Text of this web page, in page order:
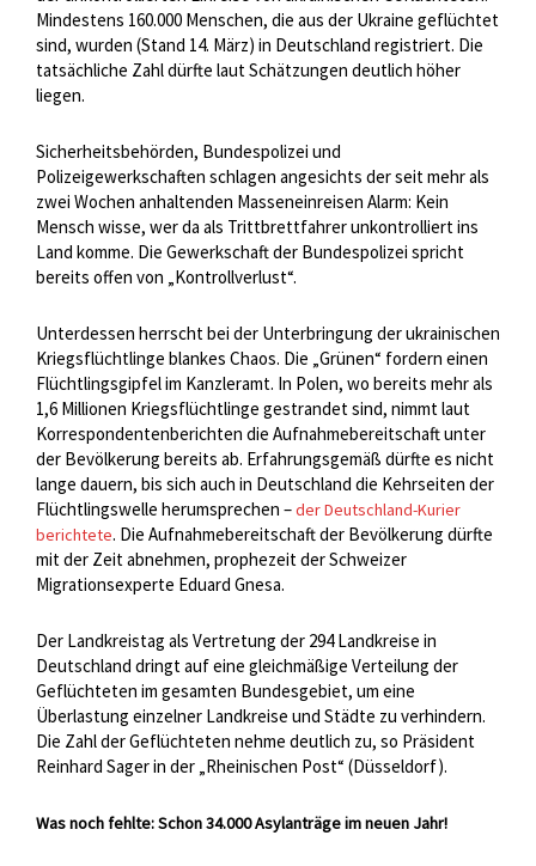
Mindestens 160.000 Menschen, die aus der Ukraine geflüchtet
sind, wurden (Stand 14. März) in Deutschland registriert. Die
tatsächliche Zahl dürfte laut Schätzungen deutlich höher
liegen.
Sicherheitsbehörden, Bundespolizei und
Polizeigewerkschaften schlagen angesichts der seit mehr als
zwei Wochen anhaltenden Masseneinreisen Alarm: Kein
Mensch wisse, wer da als Trittbrettfahrer unkontrolliert ins
Land komme. Die Gewerkschaft der Bundespolizei spricht
bereits offen von „Kontrollverlust“.
Unterdessen herrscht bei der Unterbringung der ukrainischen
Kriegsflüchtlinge blankes Chaos. Die „Grünen“ fordern einen
Flüchtlingsgipfel im Kanzleramt. In Polen, wo bereits mehr als
1,6 Millionen Kriegsflüchtlinge gestrandet sind, nimmt laut
Korrespondentenberichten die Aufnahmebereitschaft unter
der Bevölkerung bereits ab. Erfahrungsgemäß dürfte es nicht
lange dauern, bis sich auch in Deutschland die Kehrseiten der
Flüchtlingswelle herumsprechen –der Deutschland-Kurier
berichtete. Die Aufnahmebereitschaft der Bevölkerung dürfte
mit der Zeit abnehmen, prophezeit der Schweizer
Migrationsexperte Eduard Gnesa.
Der Landkreistag als Vertretung der 294 Landkreise in
Deutschland dringt auf eine gleichmäßige Verteilung der
Geflüchteten im gesamten Bundesgebiet, um eine
Überlastung einzelner Landkreise und Städte zu verhindern.
Die Zahl der Geflüchteten nehme deutlich zu, so Präsident
Reinhard Sager in der „Rheinischen Post“ (Düsseldorf).
Was noch fehlte: Schon 34.000 Asylanträge im neuen Jahr!